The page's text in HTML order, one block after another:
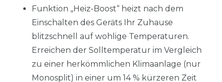
Funktion „Heiz-Boost“ heizt nach dem
Einschalten des Geräts Ihr Zuhause
blitzschnell auf wohlige Temperaturen.
Erreichen der Solltemperatur im Vergleich
zu einer herkömmlichen Klimaanlage (nur
Monosplit) in einer um 14 % kürzeren Zeit